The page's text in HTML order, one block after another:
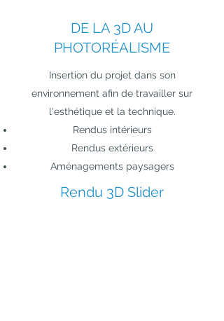
DE LA 3D AU
PHOTORÉALISME
Insertion du projet dans son
environnement afin de travailler sur
l'esthétique et la technique.
Rendus intérieurs
Rendus extérieurs
Aménagements paysagers
Rendu 3D Slider